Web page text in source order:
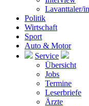
Lavanttaler/
Politik
Wirtschaft
Sport
Auto & Motor
Service
Übersicht
Jobs
Termine
Leserbriefe
Ärzte